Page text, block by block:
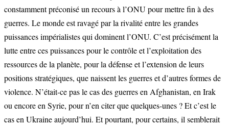
constamment préconisé un recours à l’ONU pour mettre fin à des
guerres. Le monde est ravagé par la rivalité entre les grandes
puissances impérialistes qui dominent l’ONU. C’est précisément la
lutte entre ces puissances pour le contrôle et l’exploitation des
ressources de la planète, pour la défense et l’extension de leurs
positions stratégiques, que naissent les guerres et d’autres formes de
violence. N’était-ce pas le cas des guerres en Afghanistan, en Irak
ou encore en Syrie, pour n’en citer que quelques-unes ? Et c’est le
cas en Ukraine aujourd’hui. Et pourtant, pour certains, il semblerait